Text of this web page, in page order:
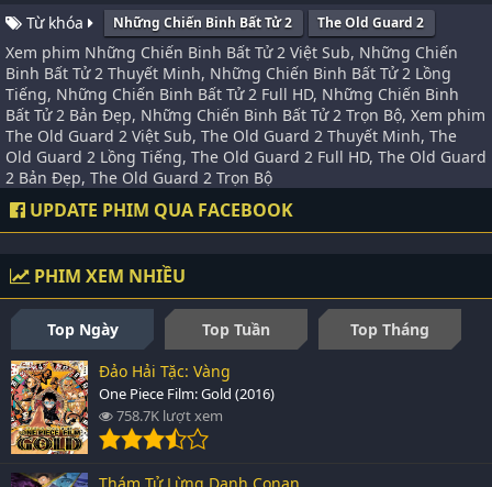
Từ khóa Những Chiến Binh Bất Tử 2 The Old Guard 2
Xem phim Những Chiến Binh Bất Tử 2 Việt Sub, Những Chiến
Binh Bất Tử 2 Thuyết Minh, Những Chiến Binh Bất Tử 2 Lồng
Tiếng, Những Chiến Binh Bất Tử 2 Full HD, Những Chiến Binh
Bất Tử 2 Bản Đẹp, Những Chiến Binh Bất Tử 2 Trọn Bộ, Xem phim
The Old Guard 2 Việt Sub, The Old Guard 2 Thuyết Minh, The
Old Guard 2 Lồng Tiếng, The Old Guard 2 Full HD, The Old Guard
2 Bản Đẹp, The Old Guard 2 Trọn Bộ
UPDATE PHIM QUA FACEBOOK
PHIM XEM NHIỀU
Top Ngày Top Tuần
Top Tháng
Đảo Hải Tặc: Vàng
One Piece Film: Gold (2016)
758.7K lượt xem
Thám Tử Lừng Danh Conan